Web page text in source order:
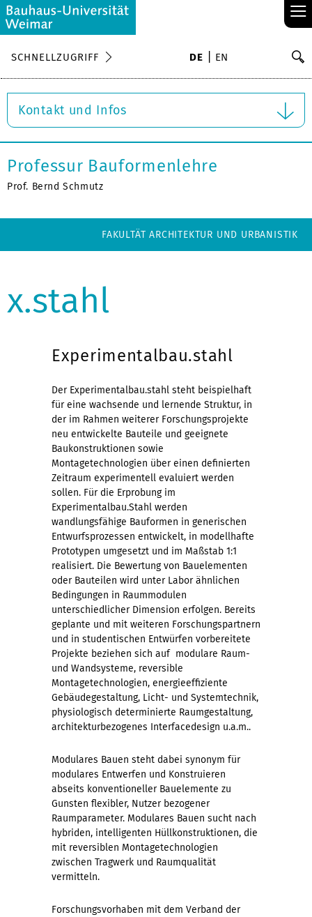
≡
SCHNELLZUGRIFF DE EN
Kontakt und Infos
Professur Bauformenlehre
Prof. Bernd Schmutz
FAKULTÄT ARCHITEKTUR UND URBANISTIK
x.stahl
Experimentalbau.stahl
Der Experimentalbau.stahl steht beispielhaft
für eine wachsende und lernende Struktur, in
der im Rahmen weiterer Forschungsprojekte
neu entwickelte Bauteile und geeignete
Baukonstruktionen sowie
Montagetechnologien über einen definierten
Zeitraum experimentell evaluiert werden
sollen. Für die Erprobung im
Experimentalbau.Stahl werden
wandlungsfähige Bauformen in generischen
Entwurfsprozessen entwickelt, in modellhafte
Prototypen umgesetzt und im Maßstab 1:1
realisiert. Die Bewertung von Bauelementen
oder Bauteilen wird unter Labor ähnlichen
Bedingungen in Raummodulen
unterschiedlicher Dimension erfolgen. Bereits
geplante und mit weiteren Forschungspartnern
und in studentischen Entwürfen vorbereitete
Projekte beziehen sich auf modulare Raum-
und Wandsysteme, reversible
Montagetechnologien, energieeffiziente
Gebäudegestaltung, Licht- und Systemtechnik,
physiologisch determinierte Raumgestaltung,
architekturbezogenes Interfacedesign u.a.m..
Modulares Bauen steht dabei synonym für
modulares Entwerfen und Konstruieren
abseits konventioneller Bauelemente zu
Gunsten flexibler, Nutzer bezogener
Raumparameter. Modulares Bauen sucht nach
hybriden, intelligenten Hüllkonstruktionen, die
mit reversiblen Montagetechnologien
zwischen Tragwerk und Raumqualität
vermitteln.
Forschungsvorhaben mit dem Verband der